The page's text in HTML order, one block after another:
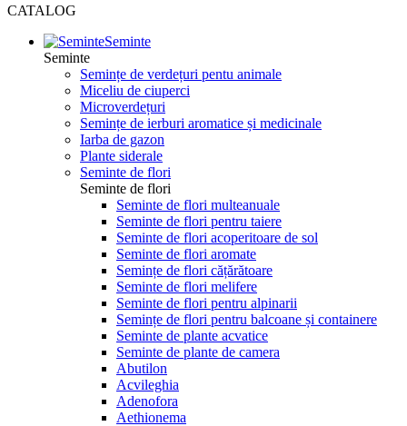
CATALOG
Seminte
Seminte
Semințe de verdețuri pentu animale
Miceliu de ciuperci
Microverdețuri
Semințe de ierburi aromatice și medicinale
Iarba de gazon
Plante siderale
Seminte de flori
Seminte de flori
Seminte de flori multeanuale
Seminte de flori pentru taiere
Seminte de flori acoperitoare de sol
Seminte de flori aromate
Semințe de flori cățărătoare
Seminte de flori melifere
Seminte de flori pentru alpinarii
Semințe de flori pentru balcoane și containere
Seminte de plante acvatice
Seminte de plante de camera
Abutilon
Acvileghia
Adenofora
Aethionema